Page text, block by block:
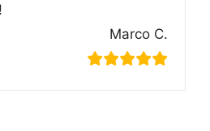
Marco C.